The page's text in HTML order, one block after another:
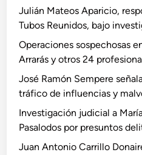
Julián Mateos Aparicio,
Tubos Reunidos, bajo
Operaciones sospechosas
Arrarás y otros 24
José Ramón Sempere
tráfico de influencias y
Investigación judicial a
Pasalodos por presuntos
Juan Antonio Carrillo